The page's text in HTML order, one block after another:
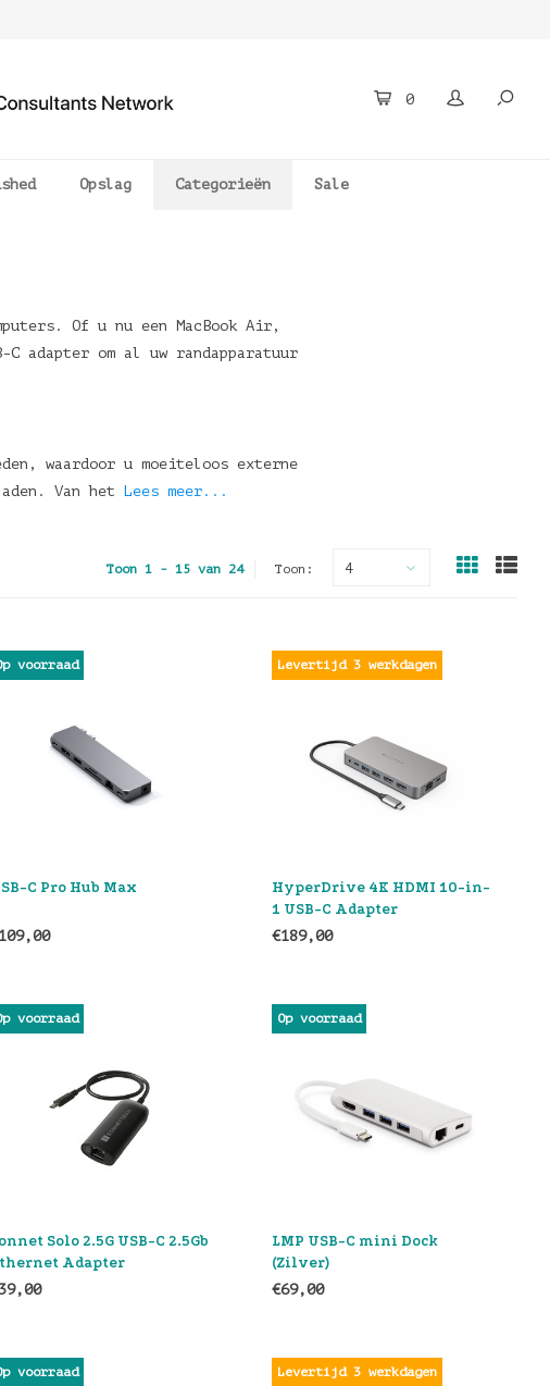
0
Opslag Categorieën Sale
Of u nu een MacBook Air,
adapter om al uw randapparatuur
waardoor u moeiteloos externe
Van het
Lees meer...
Toon 1 - 15 van 24 Toon: 4
voorraad
C Pro Hub Max
Levertijd 3 werkdagen
HyperDrive 4K HDMI 10-in-
1 USB-C Adapter
€189,00
voorraad
Solo 2.5G USB-C 2.5Gb
Adapter
Op voorraad
LMP USB-C mini Dock
(Zilver)
€69,00
voorraad Levertijd 3 werkdagen